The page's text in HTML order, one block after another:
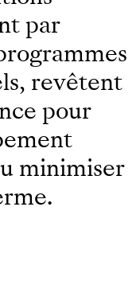
par
revêtent
pour
minimiser